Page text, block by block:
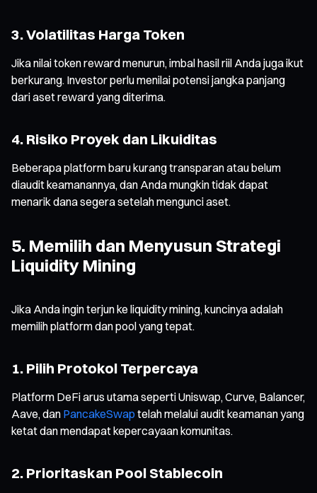
3. Volatilitas Harga Token
Jika nilai token reward menurun, imbal hasil riil Anda juga ikut
berkurang. Investor perlu menilai potensi jangka panjang
dari aset reward yang diterima.
4. Risiko Proyek dan Likuiditas
Beberapa platform baru kurang transparan atau belum
diaudit keamanannya, dan Anda mungkin tidak dapat
menarik dana segera setelah mengunci aset.
5. Memilih dan Menyusun Strategi
Liquidity Mining
Jika Anda ingin terjun ke liquidity mining, kuncinya adalah
memilih platform dan pool yang tepat.
1. Pilih Protokol Terpercaya
Platform DeFi arus utama seperti Uniswap, Curve, Balancer,
Aave, dan PancakeSwap telah melalui audit keamanan yang
ketat dan mendapat kepercayaan komunitas.
2. Prioritaskan Pool Stablecoin